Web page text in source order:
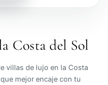
Costa del Sol
villas de lujo en la Costa
mejor encaje con tu